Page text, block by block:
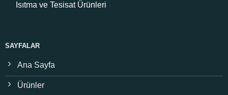
Isıtma ve Tesisat Ürünleri
SAYFALAR
Ana Sayfa
Ürünler